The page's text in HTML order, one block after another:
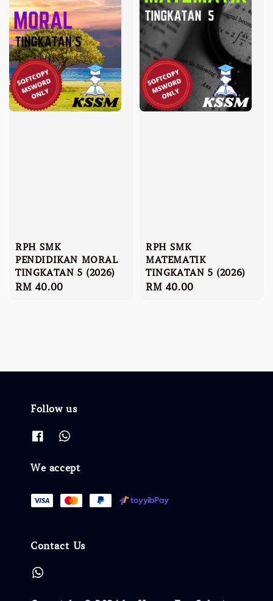
RPH SMK
PENDIDIKAN MORAL
TINGKATAN 5 (2026)
Regular
RM 40.00
RPH SMK
MATEMATIK
TINGKATAN 5 (2026)
Regular
RM 40.00
Follow us
We accept
Contact Us